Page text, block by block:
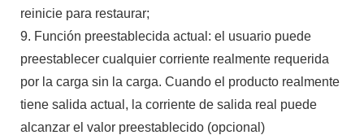
reinicie para restaurar;
9. Función preestablecida actual: el usuario puede
preestablecer cualquier corriente realmente requerida
por la carga sin la carga. Cuando el producto realmente
tiene salida actual, la corriente de salida real puede
alcanzar el valor preestablecido (opcional)